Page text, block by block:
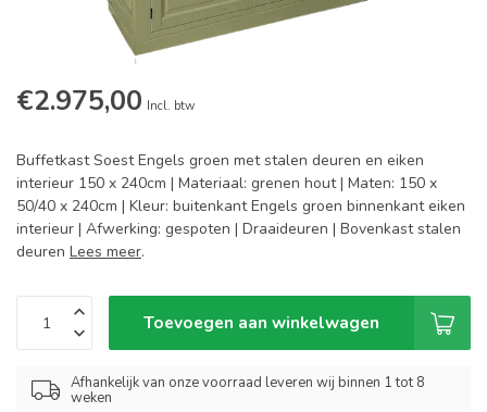
€2.975,00 Incl. btw
Buffetkast Soest Engels groen met stalen deuren en eiken
interieur 150 x 240cm | Materiaal: grenen hout | Maten: 150 x
50/40 x 240cm | Kleur: buitenkant Engels groen binnenkant eiken
interieur | Afwerking: gespoten | Draaideuren | Bovenkast stalen
deuren Lees meer.
Toevoegen aan winkelwagen
Afhankelijk van onze voorraad leveren wij binnen 1 tot 8
weken